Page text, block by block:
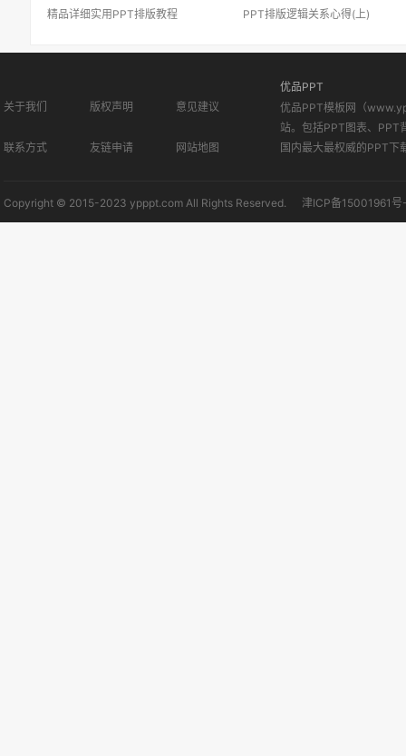
精品详细实用PPT排版教程 PPT排版逻辑关系心得(上)
关于我们 版权声明 意见建议
联系方式 友链申请 网站地图
优品PPT
优品PPT模板网（
站。包括PPT图表、PPT
国内最大最权威的PPT下
Copyright © 2015-2023 ypppt.com All Rights Reserved. 津ICP备15001961号